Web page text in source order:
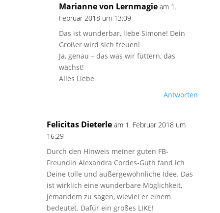
Marianne von Lernmagie am 1.
Februar 2018 um 13:09
Das ist wunderbar, liebe Simone! Dein
Großer wird sich freuen!
Ja, genau – das was wir füttern, das
wächst!
Alles Liebe
Antworten
Felicitas Dieterle am 1. Februar 2018 um
16:29
Durch den Hinweis meiner guten FB-
Freundin Alexandra Cordes-Guth fand ich
Deine tolle und außergewöhnliche Idee. Das
ist wirklich eine wunderbare Möglichkeit,
jemandem zu sagen, wieviel er einem
bedeutet. Dafür ein großes LIKE!